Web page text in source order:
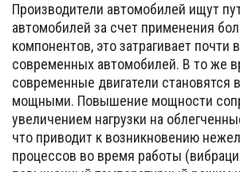
Производители автомобилей ищут
автомобилей за счет применения
компонентов, это затрагивает почти
современных автомобилей. В то же
современные двигатели становятся
мощными. Повышение мощности
увеличением нагрузки на
что приводит к возникновению
процессов во время работы